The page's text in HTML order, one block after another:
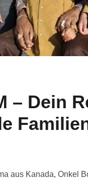
– Dein
aus Kanada, Onkel